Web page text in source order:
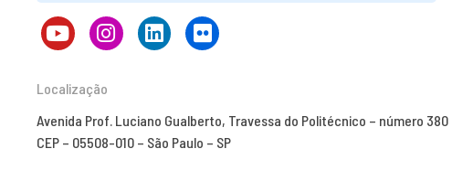
Localização
Avenida Prof. Luciano Gualberto, Travessa do Politécnico – número 380
CEP – 05508-010 – São Paulo – SP